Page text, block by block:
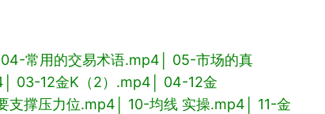
04-常用的交易术语.mp4 │ 05-市场的真
│ 03-12金K（2）.mp4 │ 04-12金
支撑压力位.mp4 │ 10-均线 实操.mp4 │ 11-金